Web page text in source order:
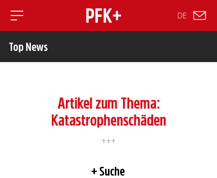
Toggle mobile navigation
DE
Top News
Artikel zum Thema:
Katastrophenschäden
Suche